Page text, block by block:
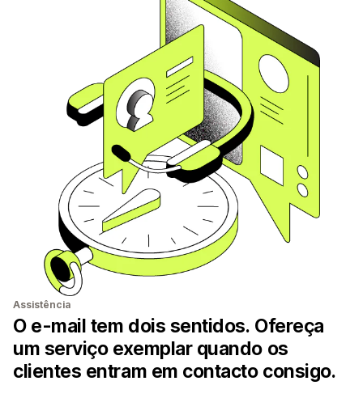
Assistência
O e-mail tem dois sentidos. Ofereça
um serviço exemplar quando os
clientes entram em contacto consigo.